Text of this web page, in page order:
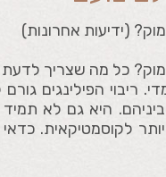
(ידיעות אחרונות)
עמוק? כל מה שצריך
ריבוי
ביניהם. היא גם לא
לקוסמטיקאית.